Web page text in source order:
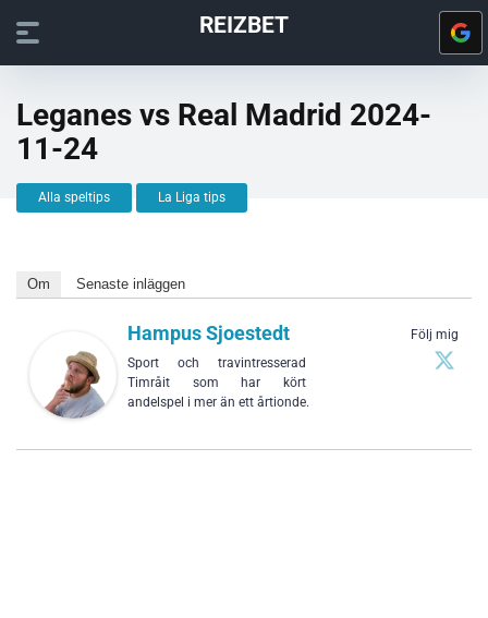
REIZBET
Leganes vs Real Madrid 2024-
11-24
Alla speltips La Liga tips
Om Senaste inläggen
Följ mig
Hampus Sjoestedt
Sport och travintresserad
Timråit som har kört
andelspel i mer än ett årtionde.